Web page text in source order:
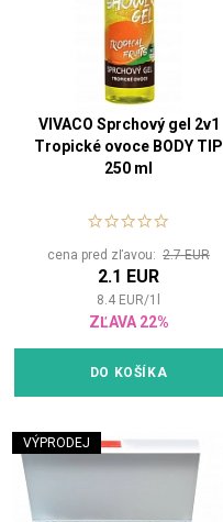
VIVACO Sprchový gel 2v1
Tropické ovoce BODY TIP
250 ml
cena pred zľavou: 2.7 EUR
2.1 EUR
8.4 EUR/1
ZĽAVA 22%
DO KOŠÍKA
VÝPRODEJ